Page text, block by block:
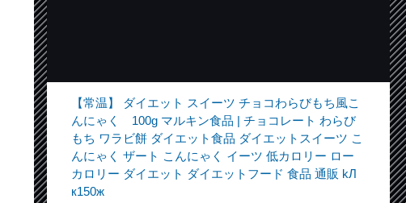
【常温】 ダイエット スイーツ チョコわらびもち風こ
んにゃく 100g マルキン食品 | チョコレート わらび
もち ワラビ餅 ダイエット食品 ダイエットスイーツ こ
んにゃく ザート こんにゃく イーツ 低カロリー ロー
カロリー ダイエット ダイエットフード 食品 通販 kЛ
к150ж